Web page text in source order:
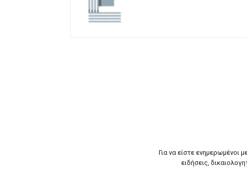
Για να είστε ενημερωμένοι
ειδήσεις,